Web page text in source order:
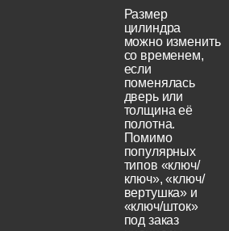
Размер
цилиндра
можно изменить
со временем,
если
поменялась
дверь или
толщина её
полотна.
Помимо
популярных
типов «ключ/
ключ», «ключ/
вертушка» и
«ключ/шток»
под заказ